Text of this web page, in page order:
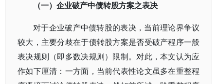
（一）企业破产中债转股方案之表决
对于企业破产中债转股的表决，当前理论界争议
较大，主要分歧在于债转股方案是否受破产程序一般
表决规则（即多数决规则）限制。对此，本文认为应
作如下厘清：一方面，当前代表性论文虽多在重整程